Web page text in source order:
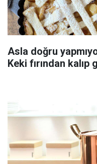
Asla doğru
Keki fırından kalıp